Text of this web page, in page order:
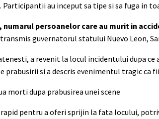
au inceput sa tipe si sa fuga in
persoanelor care au murit in
guvernatorul statului Nuevo Leon,
a revenit la locul incidentului dupa
si a descris evenimentul tragic ca
pentru a oferi sprijin la fata locului,